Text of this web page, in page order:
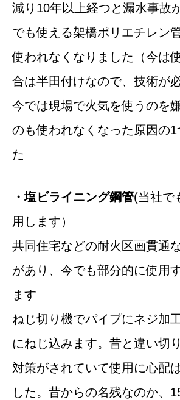
減り10年以上経つと漏水事故
でも使える架橋ポリエチレン
使われなくなりました（今は
合は半田付けなので、技術が
今では現場で火気を使うのを
のも使われなくなった原因の1
た
・塩ビライニング鋼管(当社で
用します）
共同住宅などの耐火区画貫通
があり、今でも部分的に使用
ます
ねじ切り機でパイプにネジ加
にねじ込みます。昔と違い切
対策がされていて使用に心配
した。昔からの名残なのか、